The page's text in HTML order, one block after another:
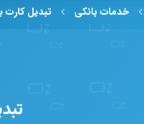
خدمات بانکی تبدیل کارت